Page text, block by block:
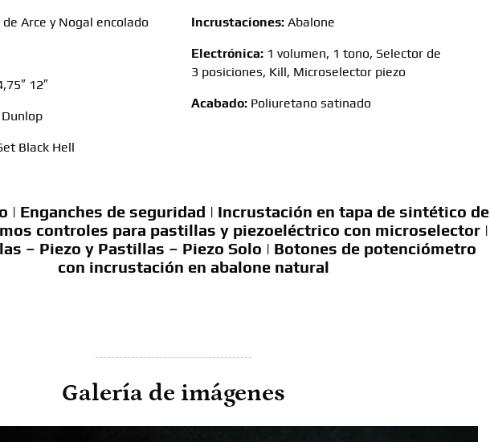
Arce y Nogal encolado
12″
Black Hell
Incrustaciones:Abalone
Electrónica: 1 volumen, 1 tono, Selector de
3 posiciones, Kill, Microselector piezo
Acabado: Poliuretano satinado
| Enganches de seguridad | Incrustación en tapa de sintético de
controles para pastillas y piezoeléctrico con microselector |
– Piezo y Pastillas – Piezo Solo | Botones de potenciómetro
con incrustación en abalone natural
Galería de imágenes